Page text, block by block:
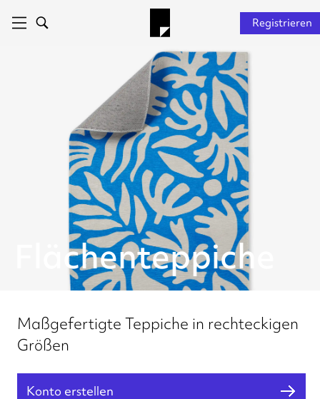
Registrieren
Flächenteppiche
Maßgefertigte Teppiche in rechteckigen
Größen
Konto erstellen